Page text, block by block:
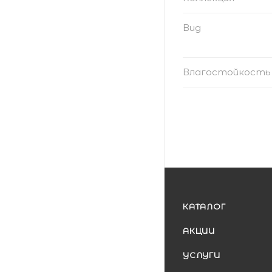
Вид
Влагостойкость
КАТАЛОГ
АКЦИИ
УСЛУГИ